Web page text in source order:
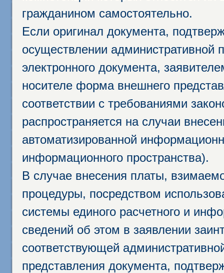
гражданином самостоятельно.
Если оригинал документа,
осуществлении административной
электронного документа,
носителе форма внешнего
соответствии с требованиями
распространяется на случаи
автоматизированной
информационного пространства).
В случае внесения платы,
процедуры, посредством
системы единого расчетного и
сведений об этом в заявлении
соответствующей
представления документа,